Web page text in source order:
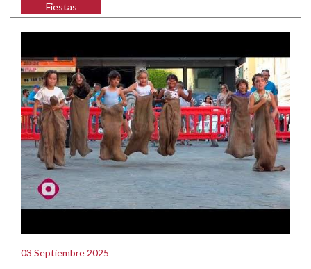
Fiestas
03 Septiembre 2025